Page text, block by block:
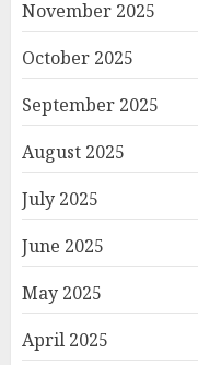
November 2025
October 2025
September 2025
August 2025
July 2025
June 2025
May 2025
April 2025